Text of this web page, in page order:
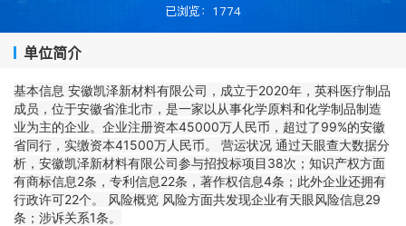
已浏览：1774
单位简介
基本信息 安徽凯泽新材料有限公司，成立于2020年，英科医疗制品
成员，位于安徽省淮北市，是一家以从事化学原料和化学制品制造
业为主的企业。企业注册资本45000万人民币，超过了99%的安徽
省同行，实缴资本41500万人民币。 营运状况 通过天眼查大数据分
析，安徽凯泽新材料有限公司参与招投标项目38次；知识产权方面
有商标信息2条，专利信息22条，著作权信息4条；此外企业还拥有
行政许可22个。 风险概览 风险方面共发现企业有天眼风险信息29
条；涉诉关系1条。